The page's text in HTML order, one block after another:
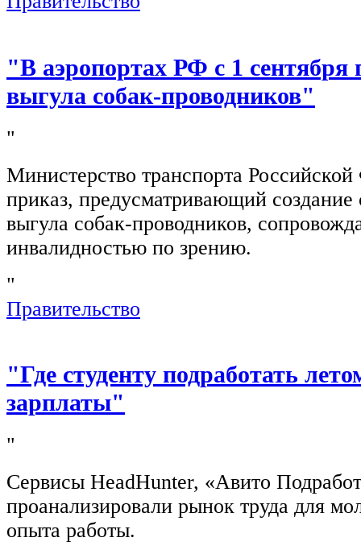
"В аэропортах РФ с 1 сентября
выгула собак-проводников"
"
Министерство транспорта
приказ, предусматривающий создание
выгула собак-проводников,
инвалидностью по зрению.
"
Правительство
"Где студенту подработать
зарплаты"
"
Сервисы HeadHunter, «Авито
проанализировали рынок труда для
опыта работы.